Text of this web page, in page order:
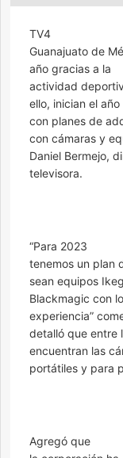
TV4
Guanajuato de
año gracias a la
actividad
ello, inician el año
con planes de
con cámaras y
Daniel Bermejo,
televisora.
“Para 2023
tenemos un plan
sean equipos
Blackmagic con
experiencia”
detalló que entre
encuentran las
portátiles y para
Agregó que